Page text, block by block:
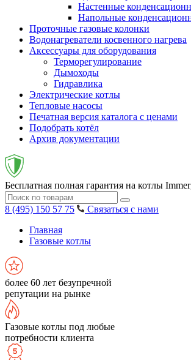
Настенные
Напольные
Проточные газовые колонки
Водонагреватели косвенного нагрева
Аксессуары для оборудования
Терморегулирование
Дымоходы
Гидравлика
Электрические котлы
Тепловые насосы
Печатная версия каталога с ценами
Подобрать котёл
Архив документации
Бесплатная полная гарантия на котлы
8 (495) 150 57 75
Связаться с нами
Главная
Газовые котлы
более 60 лет безупречной
репутации на рынке
Газовые котлы под любые
потребности клиента